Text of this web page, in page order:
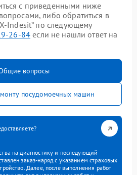
с приведенными ниже
либо обратиться в
Indesit” по следующему
26-84 если не нашли ответ на
вопросы
посудомоечных машин
на диагностику и последующий
заказ-наряд с указанием страховых
Далее, после выполнения работ